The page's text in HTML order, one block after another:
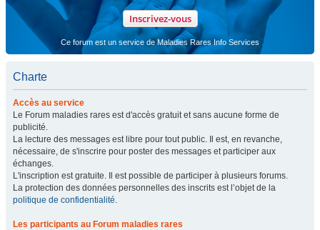
Inscrivez-vous
Ce forum est un service de Maladies Rares Info Services
Charte
Accès au service
Le Forum maladies rares est d'accès gratuit et sans aucune forme de
publicité.
La lecture des messages est libre pour tout public. Il est, en revanche,
nécessaire, de s'inscrire pour poster des messages et participer aux
échanges.
L'inscription est gratuite. Il est possible de participer à plusieurs forums.
La protection des données personnelles des inscrits est l’objet de la
politique de confidentialité.
Les participants au Forum maladies rares